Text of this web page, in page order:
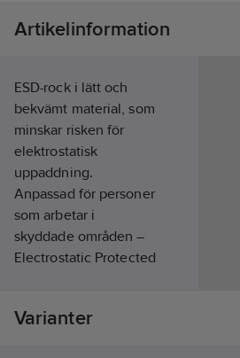
Artikelinformation
ESD-rock i lätt och
bekvämt material, som
minskar risken för
elektrostatisk
uppaddning.
Anpassad för personer
som arbetar i
skyddade områden –
Electrostatic Protected
Bröstficka med lock
Varianter